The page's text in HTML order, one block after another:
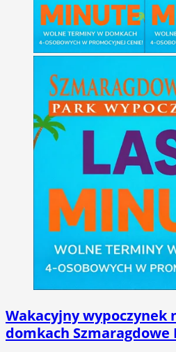
Wakacyjny wypoczynek
domkach Szmaragdowe